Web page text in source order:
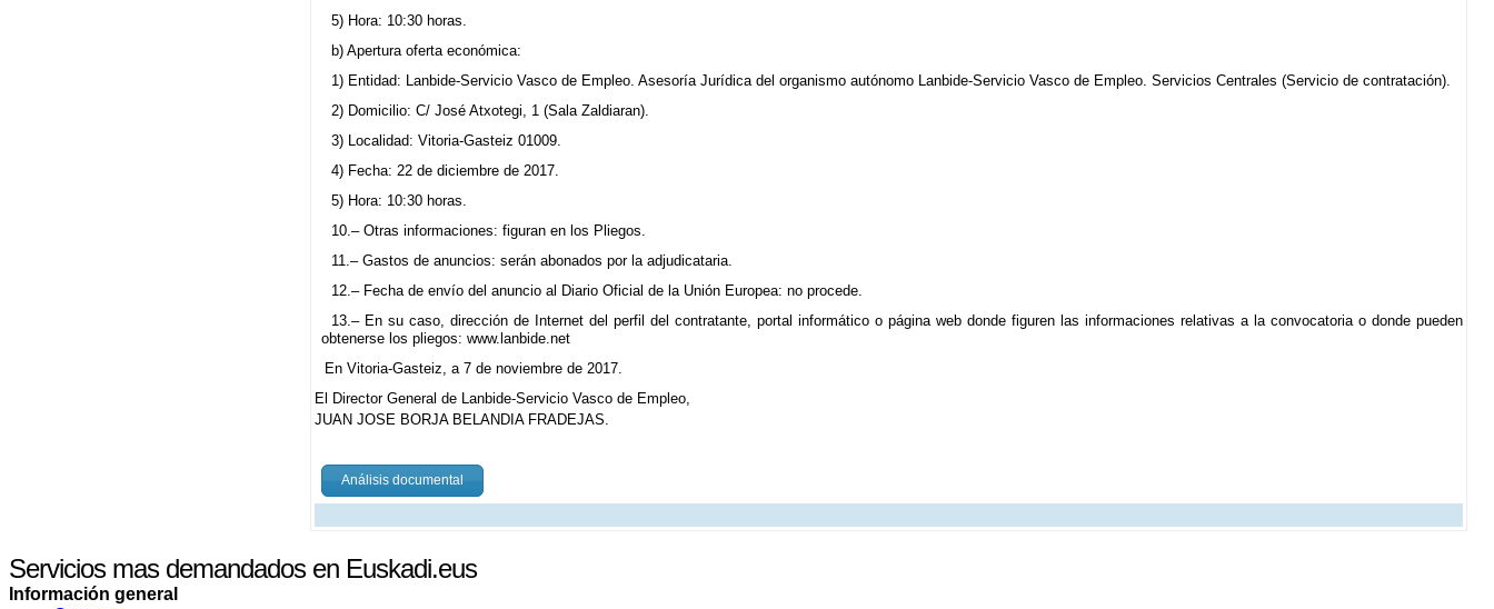
5) Hora: 10:30 horas.
b) Apertura oferta económica:
1) Entidad: Lanbide-Servicio Vasco de Empleo. Asesoría Jurídica del organismo autónomo Lanbide-Servicio Vasco de Empleo. Servicios Centrales (Servicio de contratación).
2) Domicilio: C/ José Atxotegi, 1 (Sala Zaldiaran).
3) Localidad: Vitoria-Gasteiz 01009.
4) Fecha: 22 de diciembre de 2017.
5) Hora: 10:30 horas.
10.– Otras informaciones: figuran en los Pliegos.
11.– Gastos de anuncios: serán abonados por la adjudicataria.
12.– Fecha de envío del anuncio al Diario Oficial de la Unión Europea: no procede.
13.– En su caso, dirección de Internet del perfil del contratante, portal informático o página web donde figuren las informaciones relativas a la convocatoria o donde pueden
obtenerse los pliegos: www.lanbide.net
En Vitoria-Gasteiz, a 7 de noviembre de 2017.
El Director General de Lanbide-Servicio Vasco de Empleo,
JUAN JOSE BORJA BELANDIA FRADEJAS.
Análisis documental
Servicios mas demandados en Euskadi.eus
Información general